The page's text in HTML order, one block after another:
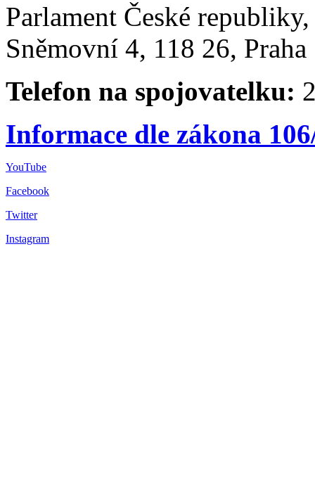
Parlament České
Sněmovní 4, 118 26,
Telefon na spojovatelku:
Informace dle zákona
YouTube
Facebook
Twitter
Instagram